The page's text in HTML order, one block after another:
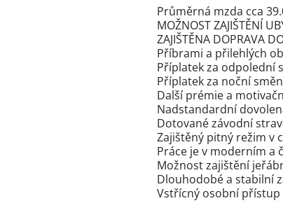
Průměrná mzda cca
MOŽNOST ZAJIŠTĚNÍ
ZAJIŠTĚNA DOPRAVA
Příbrami a přilehlých
Příplatek za odpolední
Příplatek za noční
Další prémie a
Nadstandardní
Dotované závodní
Zajištěný pitný režim v
Práce je v moderním a
Možnost zajištění
Dlouhodobé a stabilní
Vstřícný osobní přístup